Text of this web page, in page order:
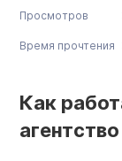
Просмотров
Время прочтения
Как